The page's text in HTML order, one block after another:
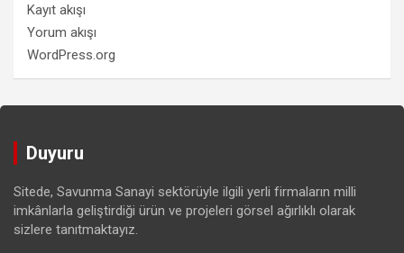
Kayıt akışı
Yorum akışı
WordPress.org
Duyuru
Sitede, Savunma Sanayi sektörüyle ilgili yerli firmaların milli
imkânlarla geliştirdiği ürün ve projeleri görsel ağırlıklı olarak
sizlere tanıtmaktayız.